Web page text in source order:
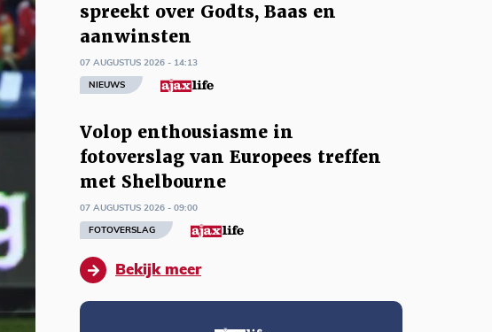
spreekt over Godts, Baas en
aanwinsten
07 AUGUSTUS 2026 - 14:13
NIEUWS
Volop enthousiasme in
fotoverslag van Europees treffen
met Shelbourne
07 AUGUSTUS 2026 - 09:00
FOTOVERSLAG
Bekijk meer